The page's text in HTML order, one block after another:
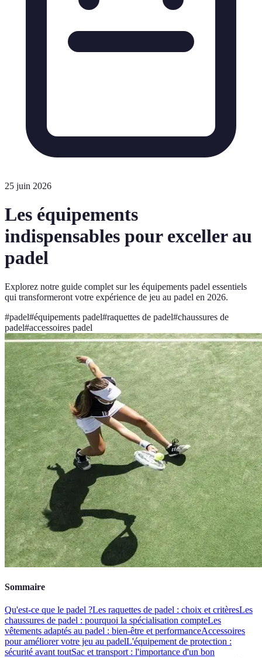
25 juin 2026
Les équipements
indispensables pour exceller au
padel
Explorez notre guide complet sur les équipements padel essentiels
qui transformeront votre expérience de jeu au padel en 2026.
#padel#équipements padel#raquettes de padel#chaussures de
padel#accessoires padel
Sommaire
Qu'est-ce que le padel ?Les raquettes de padel : choix et critèresLes
chaussures de padel : pourquoi la spécialisation compteLes
vêtements adaptés au padel : bien-être et performanceAccessoires
pour améliorer votre jeu au padelL'équipement de protection :
sécurité avant toutSac et transport : l'importance d'un bon